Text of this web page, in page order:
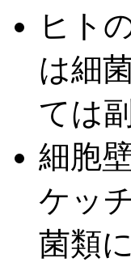
ヒト
は細
ては
細胞
ケッ
菌類